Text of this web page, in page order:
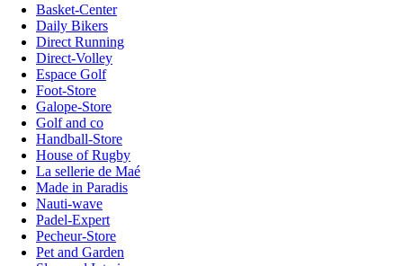
Basket-Center
Daily Bikers
Direct Running
Direct-Volley
Espace Golf
Foot-Store
Galope-Store
Golf and co
Handball-Store
House of Rugby
La sellerie de Maé
Made in Paradis
Nauti-wave
Padel-Expert
Pecheur-Store
Pet and Garden